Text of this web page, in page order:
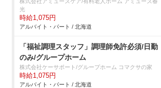
光
時給1,075円
アルバイト・パート / 北海道
「福祉調理スタッフ」調理師免許必須/日勤
のみ/グループホーム
株式会社ケーサポート/グループホーム コマクサの家
時給1,075円
アルバイト・パート / 北海道